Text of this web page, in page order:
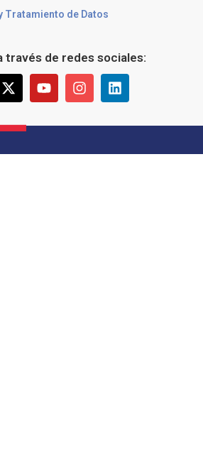
Tratamiento de Datos
través de redes sociales: